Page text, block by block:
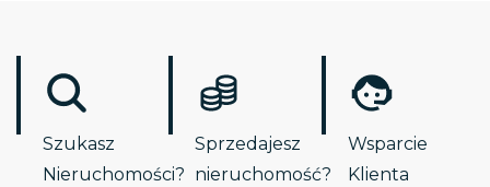
Szukasz
Nieruchomości?
Sprzedajesz
nieruchomość?
Wsparcie
Klienta